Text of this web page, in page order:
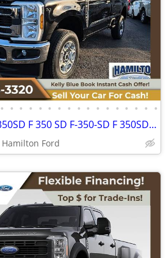
• • • • • • • • • • • • • • • • •
2026 Ford F350SD F 350 SD F-350-SD F 350SD F-350SD XLTStandard Cab
Hamilton Ford